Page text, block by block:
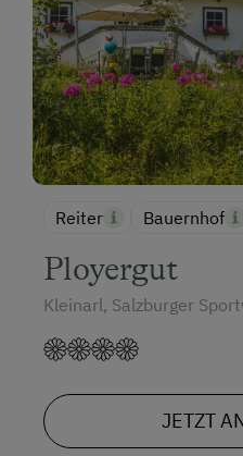
Reiter Bauernhof
Ployergut
Kleinarl, Salzburger
JETZT